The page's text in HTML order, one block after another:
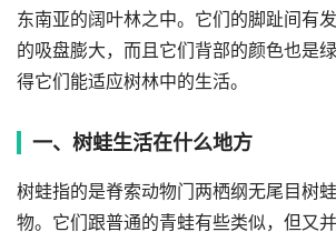
东南亚的阔叶林之中。它们的脚趾间有
的吸盘膨大，而且它们背部的颜色也是
得它们能适应树林中的生活。
一、树蛙生活在什么地方
树蛙指的是脊索动物门两栖纲无尾目树
物。它们跟普通的青蛙有些类似，但又